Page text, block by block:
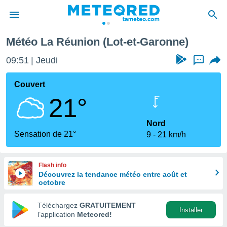
de
en
Météo La Réunion (Lot-et-Garonne)
09:51 Jeudi ...
Couvert
21°
Sensation de 21°
Nord
9
21 km/h
Flash info
Découvrez la tendance météo entre août et
octobre
Téléchargez GRATUITEMENT
l’application Meteored!
Installer